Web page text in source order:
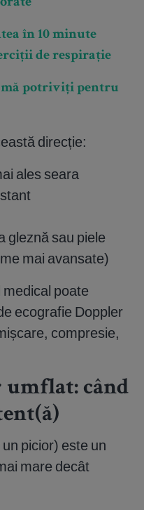
în 10 minute
de respirație
potriviți pentru
direcție:
ales seara
gleznă sau piele
mai avansate)
poate
ecografie Doppler
compresie,
când
picior) este un
mare decât